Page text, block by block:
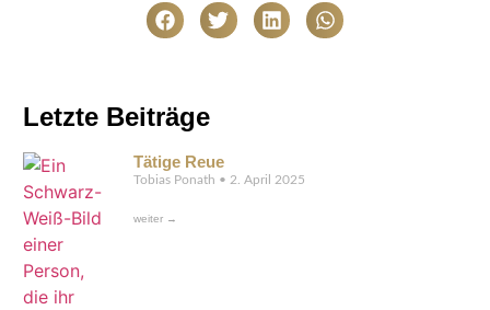
Letzte Beiträge
Tätige Reue
Tobias Ponath 2. April 2025
weiter →